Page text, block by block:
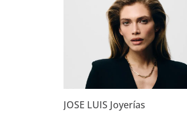
JOSE LUIS Joyerías